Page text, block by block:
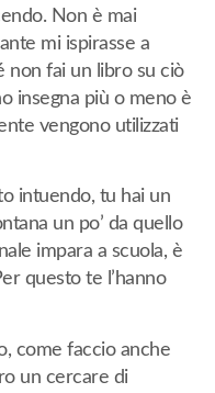
Non è mai
mi ispirasse a
non fai un libro su ciò
insegna più o meno è
vengono utilizzati
intuendo, tu hai un
un po’ da quello
impara a scuola, è
questo te l’hanno
come faccio anche
un cercare di